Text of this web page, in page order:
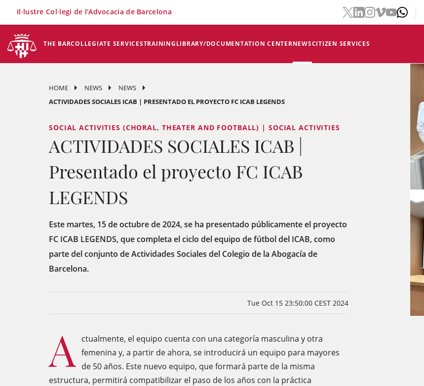
THE BARCOLLEGIATE SERVICESTRAININGLIBRARY/DOCUMENTATION CENTERNEWSCITIZEN SERVICES
Il·lustre Col·legi de l'Advocacia de Barcelona
HOME NEWS
NEWS
ACTIVIDADES SOCIALES ICAB | PRESENTADO EL PROYECTO FC ICAB LEGENDS
SOCIAL ACTIVITIES (CHORAL, THEATER AND FOOTBALL) | SOCIAL ACTIVITIES
ACTIVIDADES SOCIALES ICAB |
Presentado el proyecto FC ICAB
LEGENDS
Este martes, 15 de octubre de 2024, se ha presentado públicamente el proyecto
FC ICAB LEGENDS, que completa el ciclo del equipo de fútbol del ICAB, como
parte del conjunto de Actividades Sociales del Colegio de la Abogacía de
Barcelona.
Tue Oct 15 23:50:00 CEST 2024
A ctualmente, el equipo cuenta con una categoría masculina y otra
femenina y, a partir de ahora, se introducirá un equipo para mayores
de 50 años. Este nuevo equipo, que formará parte de la misma
estructura, permitirá compatibilizar el paso de los años con la práctica